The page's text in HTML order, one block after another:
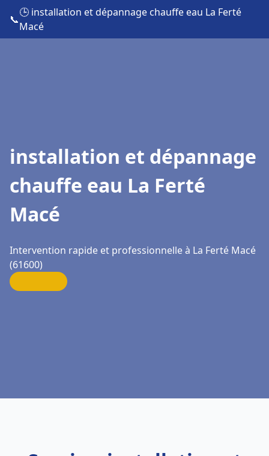
📞
🕒 installation et dépannage chauffe eau La Ferté
Macé
installation et dépannage
chauffe eau La Ferté
Macé
Intervention rapide et professionnelle à La Ferté Macé
(61600)